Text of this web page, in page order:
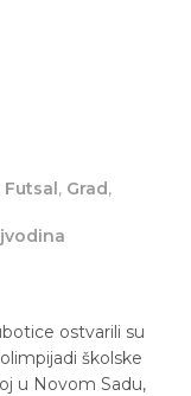
Futsal, Grad,
ostvarili su
školske
u Novom Sadu,